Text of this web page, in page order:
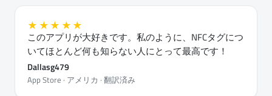
★★★★★
このアプリが大好きです。私のように、NFCタグにつ
いてほとんど何も知らない人にとって最高です！
Dallasg479
App Store · アメリカ · 翻訳済み